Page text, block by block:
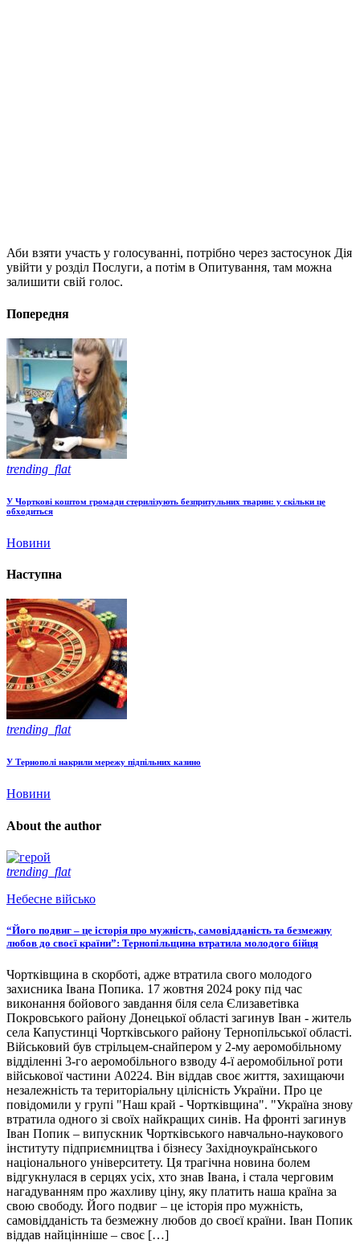
Аби взяти участь у голосуванні, потрібно через застосунок Дія
увійти у розділ Послуги, а потім в Опитування, там можна
залишити свій голос.
Попередня
trending_flat
У Чорткові коштом громади стерилізують безпритульних тварин: у скільки це
обходиться
Новини
Наступна
trending_flat
У Тернополі накрили мережу підпільних казино
Новини
About the author
trending_flat
Небесне військо
“Його подвиг – це історія про мужність, самовідданість та безмежну
любов до своєї країни”: Тернопільщина втратила молодого бійця
Чортківщина в скорботі, адже втратила свого молодого
захисника Івана Попика. 17 жовтня 2024 року під час
виконання бойового завдання біля села Єлизаветівка
Покровського району Донецької області загинув Іван - житель
села Капустинці Чортківського району Тернопільської області.
Військовий був стрільцем-снайпером у 2-му аеромобільному
відділенні 3-го аеромобільного взводу 4-ї аеромобільної роти
військової частини А0224. Він віддав своє життя, захищаючи
незалежність та територіальну цілісність України. Про це
повідомили у групі "Наш край - Чортківщина". "Україна знову
втратила одного зі своїх найкращих синів. На фронті загинув
Іван Попик – випускник Чортківського навчально-наукового
інституту підприємництва і бізнесу Західноукраїнського
національного університету. Ця трагічна новина болем
відгукнулася в серцях усіх, хто знав Івана, і стала черговим
нагадуванням про жахливу ціну, яку платить наша країна за
свою свободу. Його подвиг – це історія про мужність,
самовідданість та безмежну любов до своєї країни. Іван Попик
віддав найцінніше – своє […]